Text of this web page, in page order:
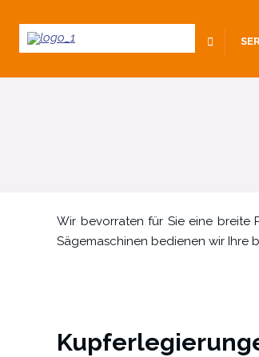
Wir bevorraten für Sie eine breite
Sägemaschinen bedienen wir Ihre